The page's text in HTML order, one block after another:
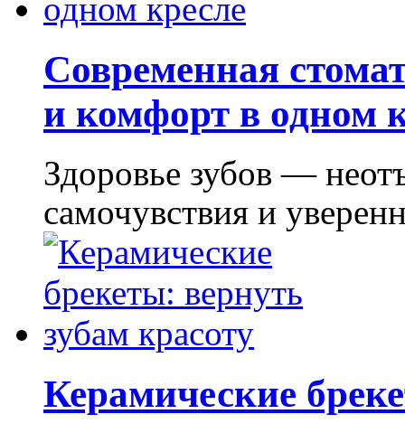
Современная
и комфорт в одном
Здоровье зубов —
самочувствия и
Керамические